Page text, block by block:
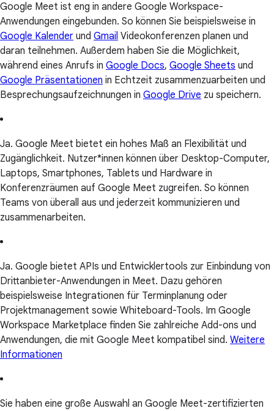
Google Meet ist eng in andere Google Workspace-
Anwendungen eingebunden. So können Sie beispielsweise in
Google Kalender und Gmail Videokonferenzen planen und
daran teilnehmen. Außerdem haben Sie die Möglichkeit,
während eines Anrufs in Google Docs, Google Sheets und
Google Präsentationen in Echtzeit zusammenzuarbeiten und
Besprechungsaufzeichnungen in Google Drive zu speichern.
Ja. Google Meet bietet ein hohes Maß an Flexibilität und
Zugänglichkeit. Nutzer*innen können über Desktop-Computer,
Laptops, Smartphones, Tablets und Hardware in
Konferenzräumen auf Google Meet zugreifen. So können
Teams von überall aus und jederzeit kommunizieren und
zusammenarbeiten.
Ja. Google bietet APIs und Entwicklertools zur Einbindung von
Drittanbieter-Anwendungen in Meet. Dazu gehören
beispielsweise Integrationen für Terminplanung oder
Projektmanagement sowie Whiteboard-Tools. Im Google
Workspace Marketplace finden Sie zahlreiche Add-ons und
Anwendungen, die mit Google Meet kompatibel sind. Weitere
Informationen
Sie haben eine große Auswahl an Google Meet-zertifizierten